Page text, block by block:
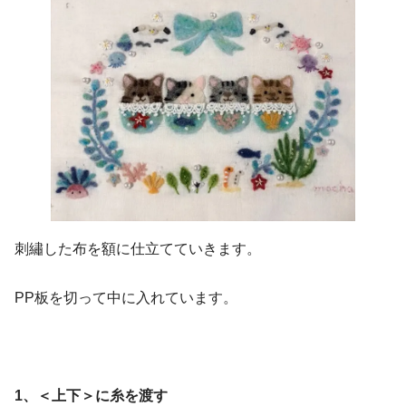
刺繡した布を額に仕立てていきます。
PP板を切って中に入れています。
1、＜上下＞に糸を渡す